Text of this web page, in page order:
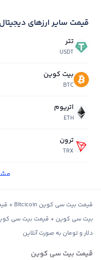
قیمت سایر ارزهای دیجیتال
تتر
USDT
بیت کوین
BTC
اتریوم
ETH
ترون
TRX
بیت سی کوین + قیمت بیت سی
دلار و تومان به صورت آنلاین
قیمت بیت سی کوین